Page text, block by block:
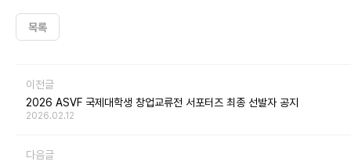
목록
이전글
2026 ASVF 국제대학생 창업교류전 서포터즈 최종 선발자 공지
2026.02.12
다음글